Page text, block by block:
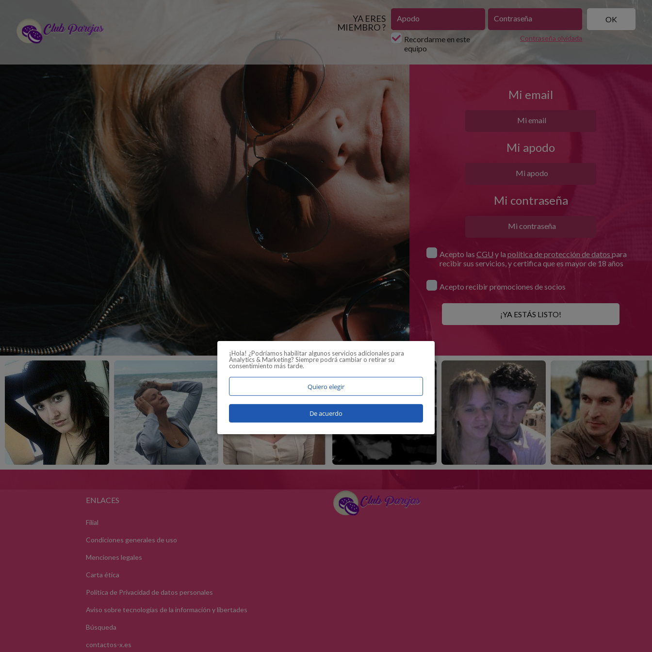
YA ERES
MIEMBRO ?
Recordarme en este
equipo
Contraseña olvidada
Mi email
Mi apodo
Mi contraseña
Acepto las CGUy la política de protección de datos para
recibir sus servicios, y certifica que es mayor de 18 años
Acepto recibir promociones de socios
¡YA ESTÁS LISTO!
ENLACES
Filial
Condiciones generales de uso
Menciones legales
Carta ética
Política de Privacidad de datos personales
Aviso sobre tecnologías de la información y libertades
Búsqueda
contactos-x.es
¡Hola! ¿Podríamos habilitar algunos servicios adicionales para
Analytics & Marketing? Siempre podrá cambiar o retirar su
consentimiento más tarde.
Quiero elegir
De acuerdo